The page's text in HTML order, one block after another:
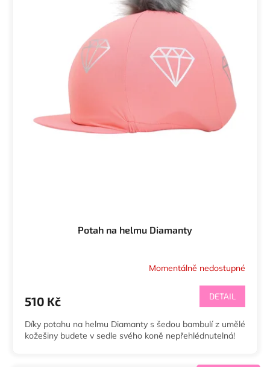
Potah na helmu Diamanty
Momentálně nedostupné
510 Kč DETAIL
Díky potahu na helmu Diamanty s šedou bambulí z umělé
kožešiny budete v sedle svého koně nepřehlédnutelná!